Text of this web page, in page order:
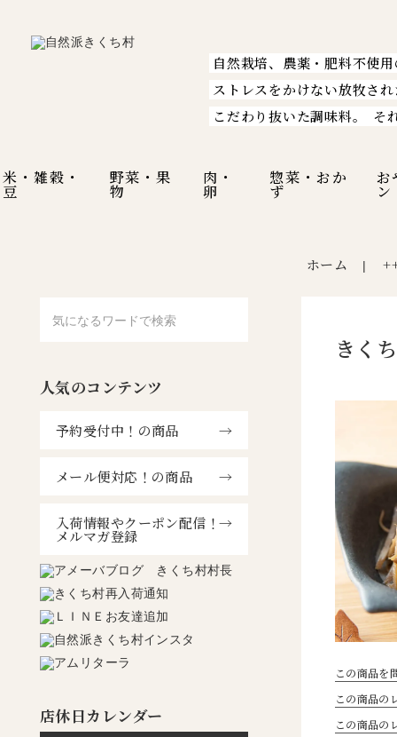
自然栽培、農薬・肥料不使
ストレスをかけない放牧さ
こだわり抜いた調味料。
そ
米・雑穀・
豆
野菜・果
物
肉・
卵
惣菜・おか
ず
お
ン
ホーム |
きく
この商品を
この商品の
この商品の
人気のコンテンツ
予約受付中！の商品
メール便対応！の商品
入荷情報やクーポン配信！
メルマガ登録
店休日カレンダー